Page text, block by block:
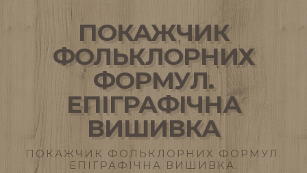
ПОКАЖЧИК
ФОЛЬКЛОРНИХ
ФОРМУЛ.
ЕПІГРАФІЧНА
ВИШИВКА
ПОКАЖЧИК ФОЛЬКЛОРНИХ ФОРМУЛ.
ЕПІГРАФІЧНА ВИШИВКА.